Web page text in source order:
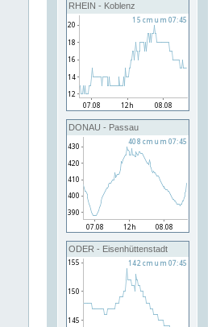
RHEIN - Koblenz
DONAU - Passau
ODER - Eisenhüttenstadt